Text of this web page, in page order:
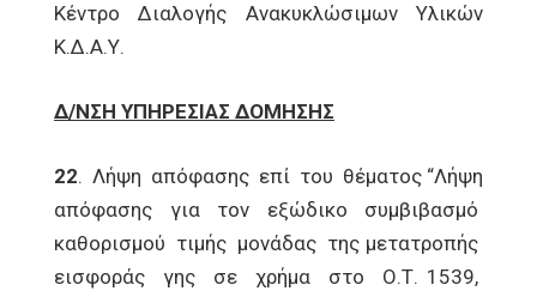
Κέντρο Διαλογής Ανακυκλώσιμων Υλικών
Κ.Δ.Α.Υ.
Δ/ΝΣΗ ΥΠΗΡΕΣΙΑΣ ΔΟΜΗΣΗΣ
22. Λήψη απόφασης επί του θέματος “Λήψη
απόφασης για τον εξώδικο συμβιβασμό
καθορισμού τιμής μονάδας της μετατροπής
εισφοράς γης σε χρήμα στο Ο.Τ. 1539,